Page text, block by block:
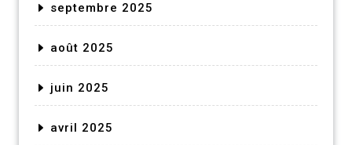
septembre 2025
août 2025
juin 2025
avril 2025